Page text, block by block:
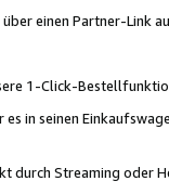
einen Partner-Link
1-Click-
in seinen
durch Streaming oder